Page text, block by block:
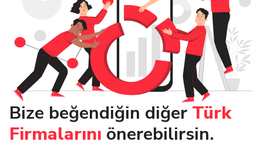
Bize beğendiğin diğer Türk
Firmalarını önerebilirsin.